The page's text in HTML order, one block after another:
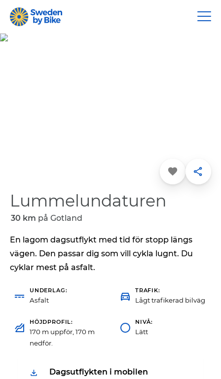
Favorit Dela
Lummelundaturen
30 km på Gotland
En lagom dagsutflykt med tid för stopp längs
vägen. Den passar dig som vill cykla lugnt. Du
cyklar mest på asfalt.
UNDERLAG
Asfalt
TRAFIK
Lågt trafikerad bilväg
HÖJDPROFIL
170 m uppför, 170 m
nedför.
NIVÅ
Lätt
Dagsutflykten i mobilen